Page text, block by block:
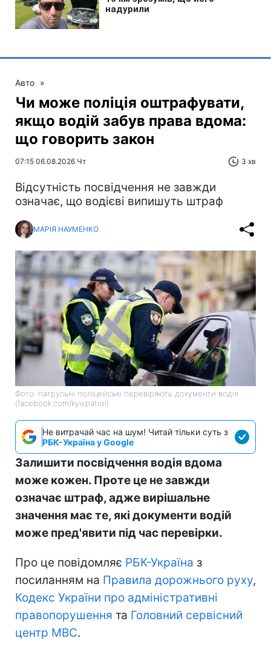
Авто »
Чи може поліція оштрафувати,
якщо водій забув права вдома:
що говорить закон
07:15 06.08.2026 Чт 3 хв
Відсутність посвідчення не завжди
означає, що водієві випишуть штраф
МАРІЯ НАУМЕНКО
Фото: патрульні поліцейські перевіряють документи водія
(facebook.com/kyivpatrol)
Не витрачай час на шум! Читай тільки суть з
РБК-Україна у Google
Залишити посвідчення водія вдома
може кожен. Проте це не завжди
означає штраф, адже вирішальне
значення має те, які документи водій
може пред'явити під час перевірки.
Про це повідомляє РБК-Україна з
посиланням на Правила дорожнього руху,
Кодекс України про адміністративні
правопорушення та Головний сервісний
центр МВС.